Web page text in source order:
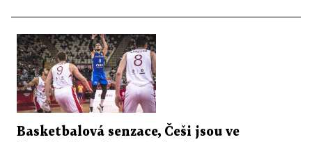
Basketbalová senzace, Češi jsou ve